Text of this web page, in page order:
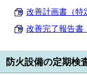
改善計画書（特
改善完了報告書
防火設備の定期検